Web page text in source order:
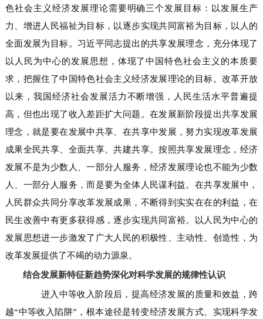
色社会主义经济发展理论需要明确三个发展目标：以发展生产
力、增进人民福祉为目标，以逐步实现共同富裕为目标，以人的
全面发展为目标。习近平同志提出的共享发展理念，充分体现了
以人民为中心的发展思想，体现了中国特色社会主义的本质要
求，把握住了中国特色社会主义经济发展理论的目标。改革开放
以来，我国经济社会发展活力不断增强，人民生活水平普遍提
高，但也出现了收入差距扩大问题。在发展新阶段提出共享发展
理念，就是要在发展中共享、在共享中发展，努力实现改革发展
成果全民共享、全面共享、共建共享。按照共享发展理念，经济
发展不是为少数人、一部分人服务，经济发展理论也不能为少数
人、一部分人服务，而是要为全体人民谋利益。在共享发展中，
人民群众共同分享改革发展成果，不断得到实实在在的利益，在
民生改善中有更多获得感，逐步实现共同富裕。以人民为中心的
发展思想进一步激发了广大人民的积极性、主动性、创造性，为
改革发展提供了不竭的动力源泉。
结合发展新特征新趋势深化对科学发展的规律性认识
进入中等收入阶段后，提高经济发展的质量和效益，跨
越“中等收入陷阱”，根本途径是转变经济发展方式、实现科学发